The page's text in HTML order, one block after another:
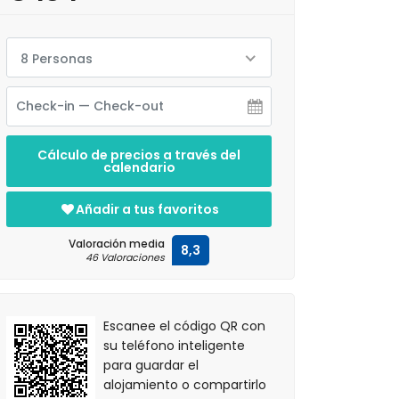
8 Personas
Cálculo de precios a través del
calendario
Añadir a tus favoritos
Valoración media
46 Valoraciones 8,3
Escanee el código QR con
su teléfono inteligente
para guardar el
alojamiento o compartirlo